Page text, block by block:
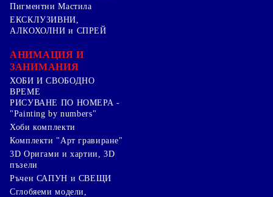
Пигментни Мастила
ЕКСКЛУЗИВНИ,
АЛКОХОЛНИ и СПРЕЙ
АНИМАЦИЯ И
ЗАНИМАНИЯ
ХОБИ И СВОБОДНО
ВРЕМЕ
РИСУВАНЕ ПО НОМЕРА -
"Painting by numbers"
Хоби комплекти
Комплекти "Арт гравиране"
3D Оригами и хартии, 3D
пъзели
Ръчен САПУН и СВЕЩИ
Сглобяеми модели,